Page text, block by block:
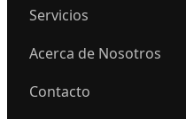
Servicios
Acerca de Nosotros
Contacto